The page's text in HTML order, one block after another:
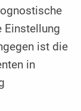
Einstellung
ist die
in